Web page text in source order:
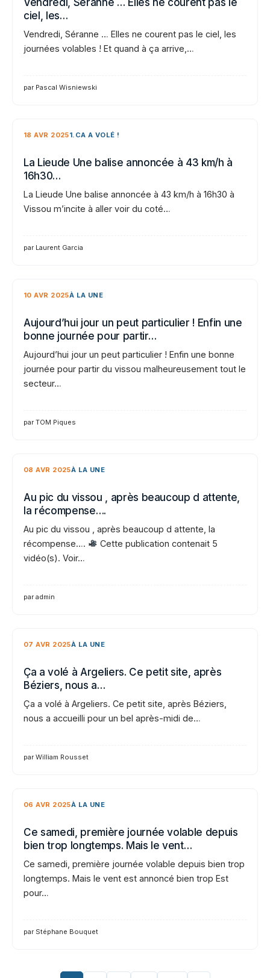
ciel, les…
Vendredi, Séranne … Elles ne courent pas le ciel, les
journées volables ! Et quand à ça arrive,…
par Pascal Wisniewski
18 AVR 20251.CA A VOLÉ !
La Lieude Une balise annoncée à 43 km/h à
16h30…
La Lieude Une balise annoncée à 43 km/h à 16h30 à
Vissou m’incite à aller voir du coté…
par Laurent Garcia
10 AVR 2025À LA UNE
Aujourd’hui jour un peut particulier ! Enfin une
bonne journée pour partir…
Aujourd’hui jour un peut particulier ! Enfin une bonne
journée pour partir du vissou malheureusement tout le
secteur…
par TOM Piques
08 AVR 2025À LA UNE
Au pic du vissou , après beaucoup d attente,
la récompense….
Au pic du vissou , après beaucoup d attente, la
récompense….
Cette publication contenait 5
vidéo(s). Voir…
par admin
07 AVR 2025À LA UNE
Ça a volé à Argeliers. Ce petit site, après
Béziers, nous a…
Ça a volé à Argeliers. Ce petit site, après Béziers,
nous a accueilli pour un bel après-midi de…
par William Rousset
06 AVR 2025À LA UNE
Ce samedi, première journée volable depuis
bien trop longtemps. Mais le vent…
Ce samedi, première journée volable depuis bien trop
longtemps. Mais le vent est annoncé bien trop Est
pour…
par Stéphane Bouquet